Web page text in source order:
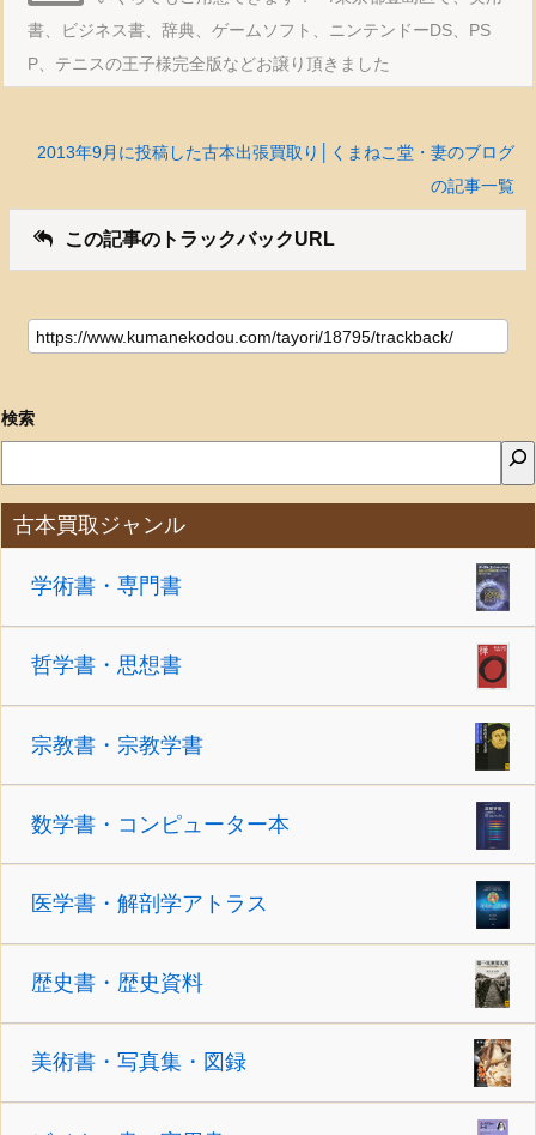
書、ビジネス書、辞典、ゲームソフト、ニンテンドーDS、PS
P、テニスの王子様完全版などお譲り頂きました
2013年9月に投稿した古本出張買取り│くまねこ堂・妻のブログ
の記事一覧
この記事のトラックバックURL
検索
古本買取ジャンル
学術書・専門書
哲学書・思想書
宗教書・宗教学書
数学書・コンピューター本
医学書・解剖学アトラス
歴史書・歴史資料
美術書・写真集・図録